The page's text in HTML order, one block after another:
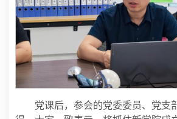
党课后，参会的党委委员、党支